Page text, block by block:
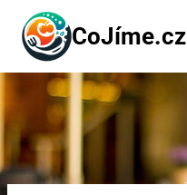
Přeskočit
obsah
CoJíme.cz